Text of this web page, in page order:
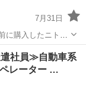
7月31日
に購入したニトリ
】新品
場社員≫自動車系
レーター …